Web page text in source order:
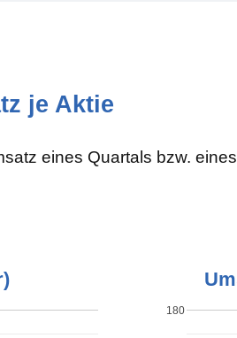
je Aktie
eines Quartals bzw.
180